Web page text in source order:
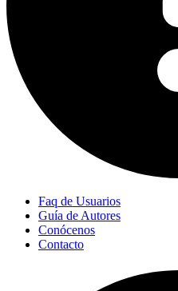
Faq de Usuarios
Guía de Autores
Conócenos
Contacto